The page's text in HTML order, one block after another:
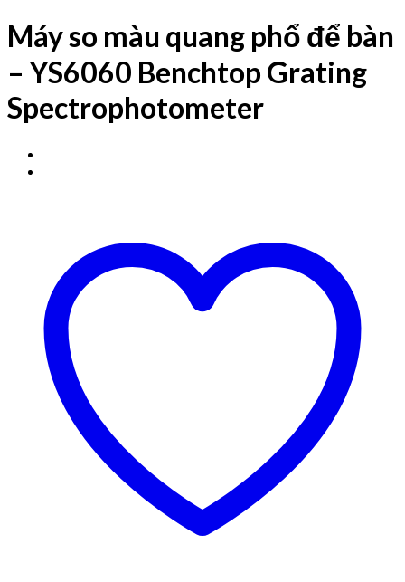
Máy so màu quang phổ để bàn
– YS6060 Benchtop Grating
Spectrophotometer